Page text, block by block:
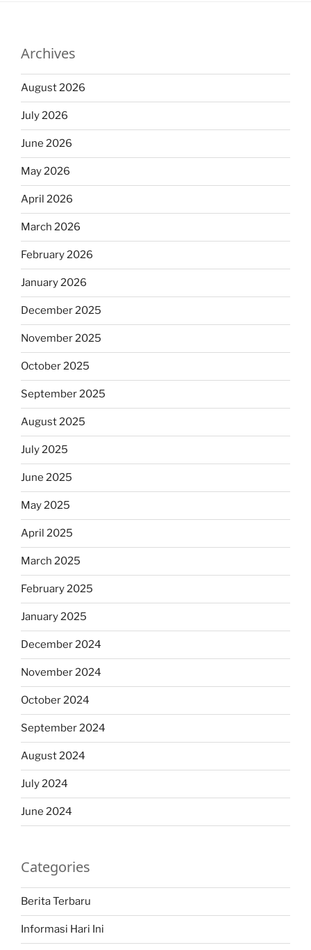
Archives
August 2026
July 2026
June 2026
May 2026
April 2026
March 2026
February 2026
January 2026
December 2025
November 2025
October 2025
September 2025
August 2025
July 2025
June 2025
May 2025
April 2025
March 2025
February 2025
January 2025
December 2024
November 2024
October 2024
September 2024
August 2024
July 2024
June 2024
Categories
Berita Terbaru
Informasi Hari Ini